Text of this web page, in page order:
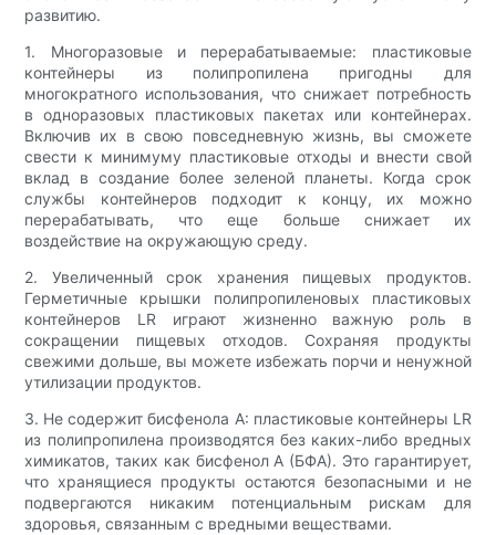
развитию.
1. Многоразовые и перерабатываемые: пластиковые
контейнеры из полипропилена пригодны для
многократного использования, что снижает потребность
в одноразовых пластиковых пакетах или контейнерах.
Включив их в свою повседневную жизнь, вы сможете
свести к минимуму пластиковые отходы и внести свой
вклад в создание более зеленой планеты. Когда срок
службы контейнеров подходит к концу, их можно
перерабатывать, что еще больше снижает их
воздействие на окружающую среду.
2. Увеличенный срок хранения пищевых продуктов.
Герметичные крышки полипропиленовых пластиковых
контейнеров LR играют жизненно важную роль в
сокращении пищевых отходов. Сохраняя продукты
свежими дольше, вы можете избежать порчи и ненужной
утилизации продуктов.
3. Не содержит бисфенола А: пластиковые контейнеры LR
из полипропилена производятся без каких-либо вредных
химикатов, таких как бисфенол А (БФА). Это гарантирует,
что хранящиеся продукты остаются безопасными и не
подвергаются никаким потенциальным рискам для
здоровья, связанным с вредными веществами.